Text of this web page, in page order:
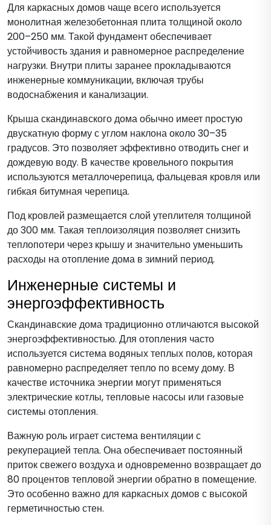
Для каркасных домов чаще всего используется
монолитная железобетонная плита толщиной около
200–250 мм. Такой фундамент обеспечивает
устойчивость здания и равномерное распределение
нагрузки. Внутри плиты заранее прокладываются
инженерные коммуникации, включая трубы
водоснабжения и канализации.
Крыша скандинавского дома обычно имеет простую
двускатную форму с углом наклона около 30–35
градусов. Это позволяет эффективно отводить снег и
дождевую воду. В качестве кровельного покрытия
используются металлочерепица, фальцевая кровля или
гибкая битумная черепица.
Под кровлей размещается слой утеплителя толщиной
до 300 мм. Такая теплоизоляция позволяет снизить
теплопотери через крышу и значительно уменьшить
расходы на отопление дома в зимний период.
Инженерные системы и
энергоэффективность
Скандинавские дома традиционно отличаются высокой
энергоэффективностью. Для отопления часто
используется система водяных теплых полов, которая
равномерно распределяет тепло по всему дому. В
качестве источника энергии могут применяться
электрические котлы, тепловые насосы или газовые
системы отопления.
Важную роль играет система вентиляции с
рекуперацией тепла. Она обеспечивает постоянный
приток свежего воздуха и одновременно возвращает до
80 процентов тепловой энергии обратно в помещение.
Это особенно важно для каркасных домов с высокой
герметичностью стен.